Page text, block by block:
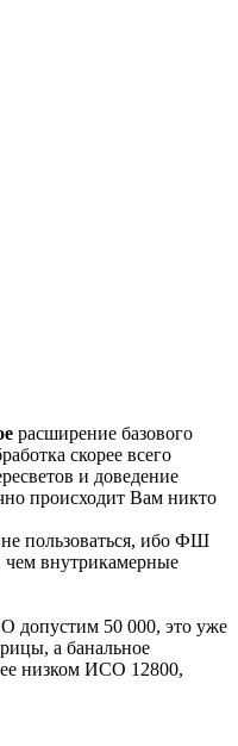
расширение базового
скорее всего
и доведение
происходит Вам никто
пользоваться, ибо ФШ
чем внутрикамерные
допустим 50 000, это уже
а банальное
низком ИСО 12800,